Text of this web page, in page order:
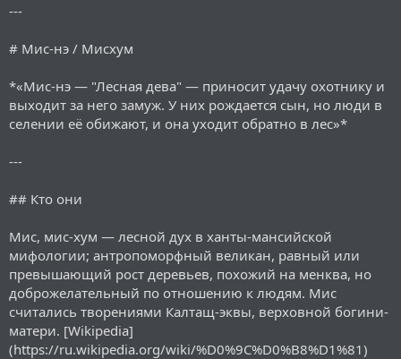
---
# Мис-нэ / Мисхум
*«Мис-нэ — "Лесная дева" — приносит удачу охотнику и
выходит за него замуж. У них рождается сын, но люди в
селении её обижают, и она уходит обратно в лес»*
---
## Кто они
Мис, мис-хум — лесной дух в ханты-мансийской
мифологии; антропоморфный великан, равный или
превышающий рост деревьев, похожий на менква, но
доброжелательный по отношению к людям. Мис
считались творениями Калтащ-эквы, верховной богини-
матери. [Wikipedia]
(https://ru.wikipedia.org/wiki/%D0%9C%D0%B8%D1%81)